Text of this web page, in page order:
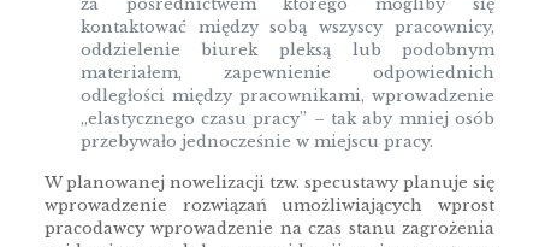
kontaktować między sobą wszyscy pracownicy,
oddzielenie biurek pleksą lub podobnym
materiałem, zapewnienie odpowiednich
odległości między pracownikami, wprowadzenie
„elastycznego czasu pracy” – tak aby mniej osób
przebywało jednocześnie w miejscu pracy.
W planowanej nowelizacji tzw. specustawy planuje się
wprowadzenie rozwiązań umożliwiających wprost
pracodawcy wprowadzenie na czas stanu zagrożenia